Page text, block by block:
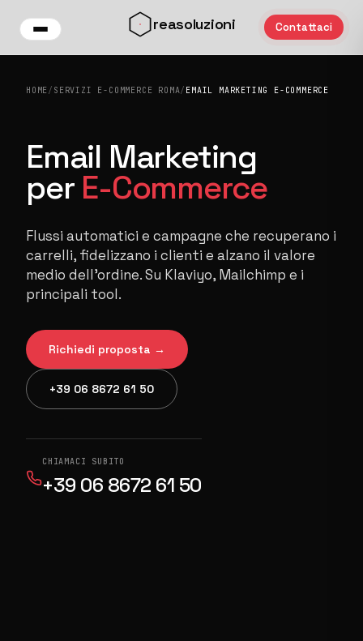
Vai al contenuto principale
reasoluzioni Contattaci
HOME/ SERVIZI E-COMMERCE ROMA/ EMAIL MARKETING E-COMMERCE
Email Marketing
per E-Commerce
Flussi automatici e campagne che recuperano i
carrelli, fidelizzano i clienti e alzano il valore
medio dell'ordine. Su Klaviyo, Mailchimp e i
principali tool.
Richiedi proposta →
+39 06 8672 61 50
CHIAMACI SUBITO
+39 06 8672 61 50